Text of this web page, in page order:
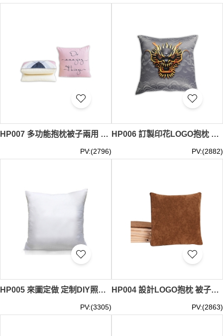
HP007 多功能抱枕被子兩用 靠墊靠枕 來圖定制logo 抱枕供應商 40*40cm 攤開後100*150cm 咕筍
PV:(2796)
HP006 訂製印花LOGO抱枕 靠墊抱枕 澳門 酒店 貴賓廳 抱枕生產商 咕筍
PV:(2882)
HP005 來圖定做 定制DIY照片抱枕 可印logo圖片靠墊 創意個性自定義枕頭 抱枕製造商
PV:(3305)
HP004 設計LOGO抱枕 被子兩用靠墊毯靠枕 折疊汽車多功能抱枕毯 抱枕製衣廠 35x35cm 咕筍
PV:(2863)